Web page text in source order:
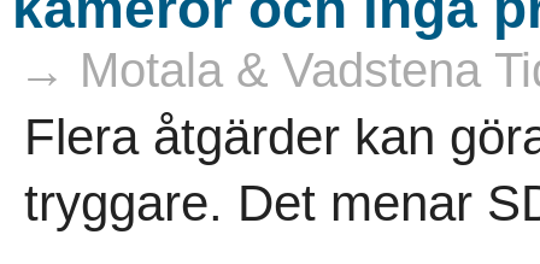
→ Motala & Vadstena
Flera åtgärder kan
tryggare. Det menar